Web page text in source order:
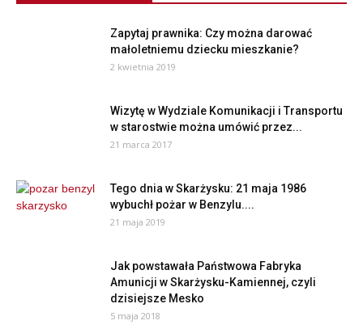
Zapytaj prawnika: Czy można darować
małoletniemu dziecku mieszkanie?
2 kwietnia 2019
Wizytę w Wydziale Komunikacji i Transportu
w starostwie można umówić przez...
21 marca 2017
Tego dnia w Skarżysku: 21 maja 1986
wybuchł pożar w Benzylu....
21 maja 2019
Jak powstawała Państwowa Fabryka
Amunicji w Skarżysku-Kamiennej, czyli
dzisiejsze Mesko
5 maja 2018